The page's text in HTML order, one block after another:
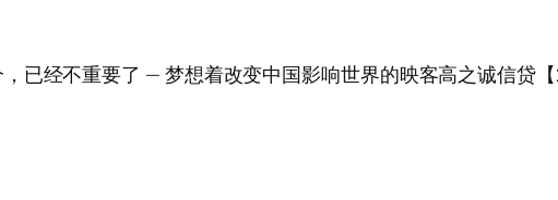
经不重要了 — 梦想着改变中国影响世界的映客高之诚信贷【